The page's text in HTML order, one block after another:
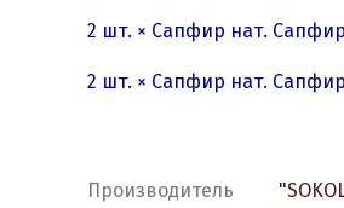
2 шт. × Сапфир нат. Сапфир
2 шт. × Сапфир нат. Сапфир
Производитель